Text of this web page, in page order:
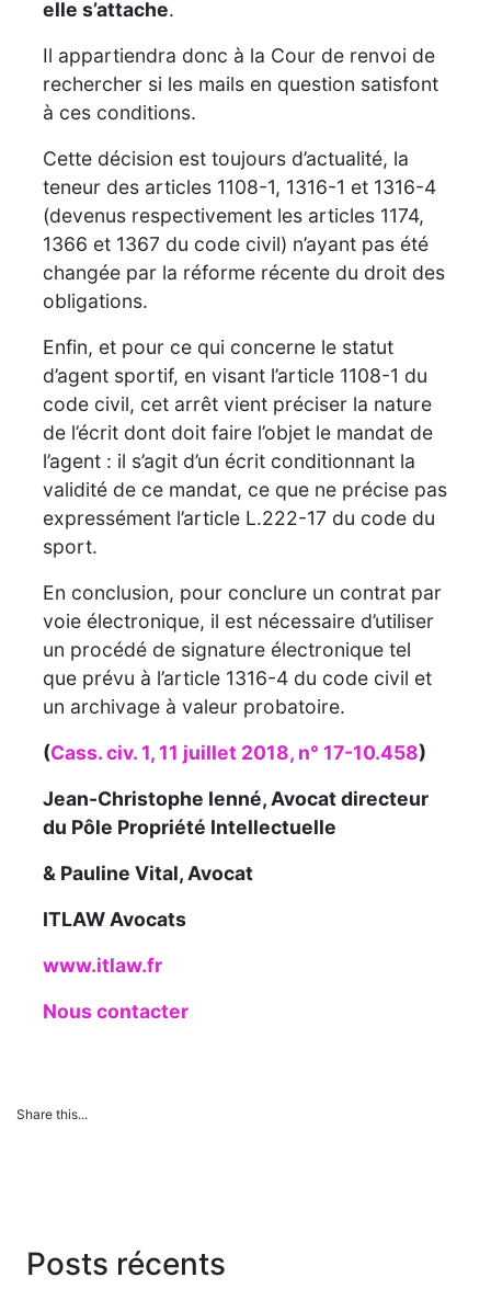
elle s’attache.
Il appartiendra donc à la Cour de renvoi de
rechercher si les mails en question satisfont
à ces conditions.
Cette décision est toujours d’actualité, la
teneur des articles 1108-1, 1316-1 et 1316-4
(devenus respectivement les articles 1174,
1366 et 1367 du code civil) n’ayant pas été
changée par la réforme récente du droit des
obligations.
Enfin, et pour ce qui concerne le statut
d’agent sportif, en visant l’article 1108-1 du
code civil, cet arrêt vient préciser la nature
de l’écrit dont doit faire l’objet le mandat de
l’agent : il s’agit d’un écrit conditionnant la
validité de ce mandat, ce que ne précise pas
expressément l’article L.222-17 du code du
sport.
En conclusion, pour conclure un contrat par
voie électronique, il est nécessaire d’utiliser
un procédé de signature électronique tel
que prévu à l’article 1316-4 du code civil et
un archivage à valeur probatoire.
(Cass. civ. 1, 11 juillet 2018, n° 17-10.458)
Jean-Christophe Ienné, Avocat directeur
du Pôle Propriété Intellectuelle
& Pauline Vital, Avocat
ITLAW Avocats
www.itlaw.fr
Nous contacter
Share this...
Posts récents